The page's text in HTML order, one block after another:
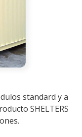
standard y a
SHELTERS